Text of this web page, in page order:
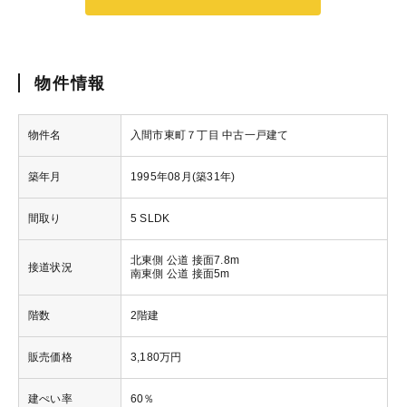
物件情報
物件名 入間市東町７丁目 中古一戸建て
築年月 1995年08月(築31年)
間取り 5 SLDK
接道状況
北東側 公道 接面7.8m
南東側 公道 接面5m
階数 2階建
販売価格 3,180万円
建ぺい率 60％